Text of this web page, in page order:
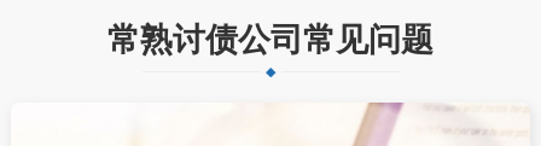
常熟讨债公司常见问题